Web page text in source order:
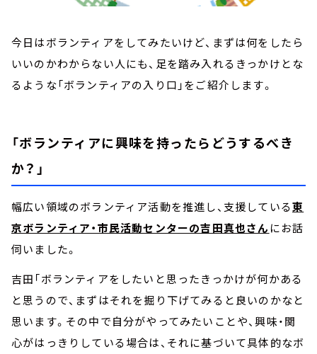
今日はボランティアをしてみたいけど、まずは何をしたら
いいのかわからない人にも、足を踏み入れるきっかけとな
るような「ボランティアの入り口」をご紹介します。
「ボランティアに興味を持ったらどうするべき
か？」
幅広い領域のボランティア活動を推進し、支援している東
京ボランティア・市民活動センターの吉田真也さん にお話
伺いました。
吉田「ボランティアをしたいと思ったきっかけが何かある
と思うので、まずはそれを掘り下げてみると良いのかなと
思います。その中で自分がやってみたいことや、興味・関
心がはっきりしている場合は、それに基づいて具体的なボ